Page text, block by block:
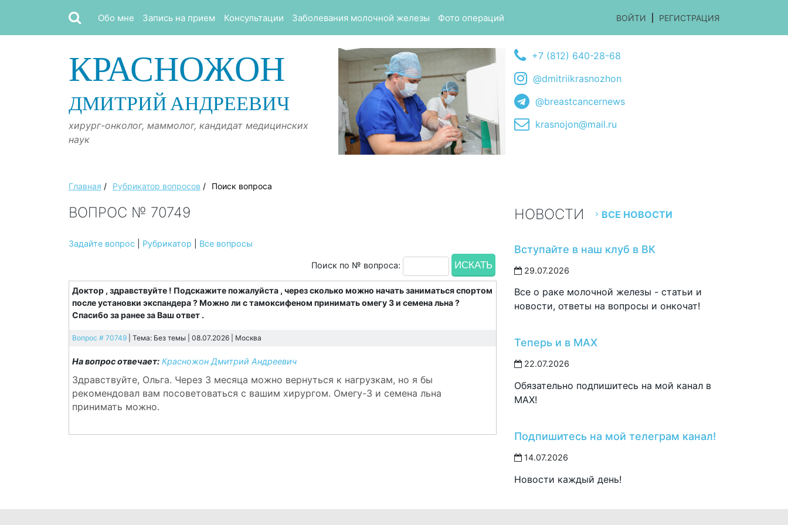
Обо мне Запись на прием Консультации Заболевания молочной железы Фото операций ВОЙТИ РЕГИСТРАЦИЯ
КРАСНОЖОН
ДМИТРИЙ АНДРЕЕВИЧ
хирург-онколог, маммолог, кандидат медицинских
наук
+7 (812) 640-28-68
@dmitriikrasnozhon
@breastcancernews
krasnojon@mail.ru
Главная / Рубрикатор вопросов / Поиск вопроса
ВОПРОС № 70749
Задайте вопрос Рубрикатор Все вопросы
Поиск по № вопроса:
Доктор , здравствуйте ! Подскажите пожалуйста , через сколько можно начать заниматься спортом
после установки экспандера ? Можно ли с тамоксифеном принимать омегу 3 и семена льна ?
Спасибо за ранее за Ваш ответ .
Вопрос # 70749 | Тема: Без темы | 08.07.2026 | Москва
На вопрос отвечает: Красножон Дмитрий Андреевич
Здравствуйте, Ольга. Через 3 месяца можно вернуться к нагрузкам, но я бы
рекомендовал вам посоветоваться с вашим хирургом. Омегу-3 и семена льна
принимать можно.
НОВОСТИ ВСЕ НОВОСТИ
Вступайте в наш клуб в ВК
29.07.2026
Все о раке молочной железы - статьи и
новости, ответы на вопросы и онкочат!
Теперь и в MAX
22.07.2026
Обязательно подпишитесь на мой канал в
MAX!
Подпишитесь на мой телеграм канал!
14.07.2026
Новости каждый день!